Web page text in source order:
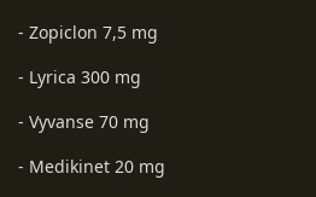
- Zopiclon 7,5 mg
- Lyrica 300 mg
- Vyvanse 70 mg
- Medikinet 20 mg